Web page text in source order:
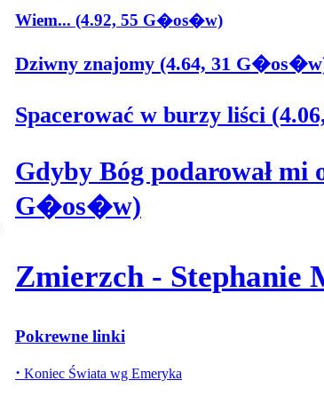
Wiem... (4.92, 55 G�os�w)
Dziwny znajomy (4.64, 31
Spacerować w burzy liści
Gdyby Bóg podarował mi
G�os�w)
Zmierzch -
Pokrewne linki
· Koniec Świata wg Emeryka